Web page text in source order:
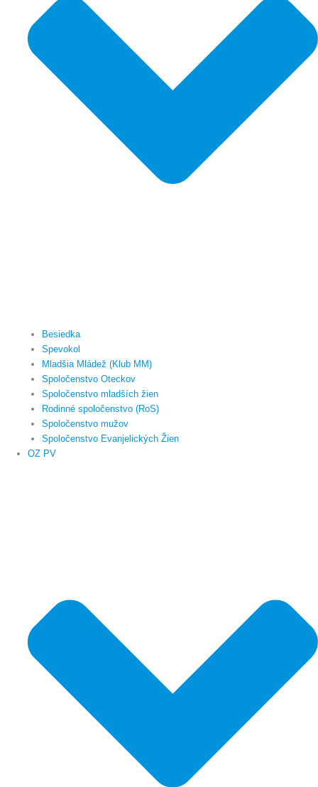
Besiedka
Spevokol
Mladšia Mládež (Klub MM)
Spoločenstvo Oteckov
Spoločenstvo mladších žien
Rodinné spoločenstvo (RoS)
Spoločenstvo mužov
Spoločenstvo Evanjelických Žien
OZ PV